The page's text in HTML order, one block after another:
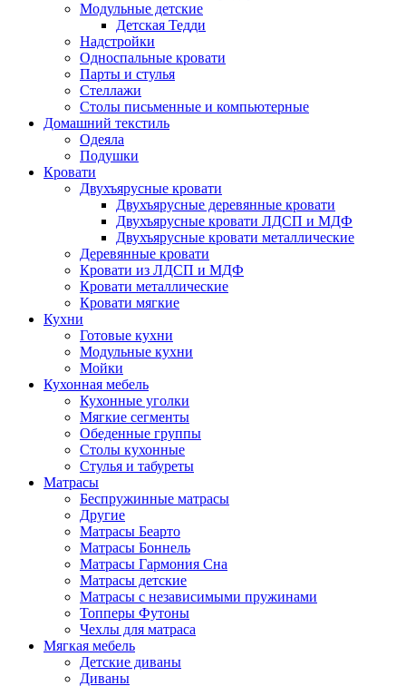
Модульные детские
Детская Тедди
Надстройки
Односпальные кровати
Парты и стулья
Стеллажи
Столы письменные и компьютерные
Домашний текстиль
Одеяла
Подушки
Кровати
Двухъярусные кровати
Двухъярусные деревянные кровати
Двухъярусные кровати ЛДСП и МДФ
Двухъярусные кровати металлические
Деревянные кровати
Кровати из ЛДСП и МДФ
Кровати металлические
Кровати мягкие
Кухни
Готовые кухни
Модульные кухни
Мойки
Кухонная мебель
Кухонные уголки
Мягкие сегменты
Обеденные группы
Столы кухонные
Стулья и табуреты
Матрасы
Беспружинные матрасы
Другие
Матрасы Беарто
Матрасы Боннель
Матрасы Гармония Сна
Матрасы детские
Матрасы с независимыми пружинами
Топперы Футоны
Чехлы для матраса
Мягкая мебель
Детские диваны
Диваны